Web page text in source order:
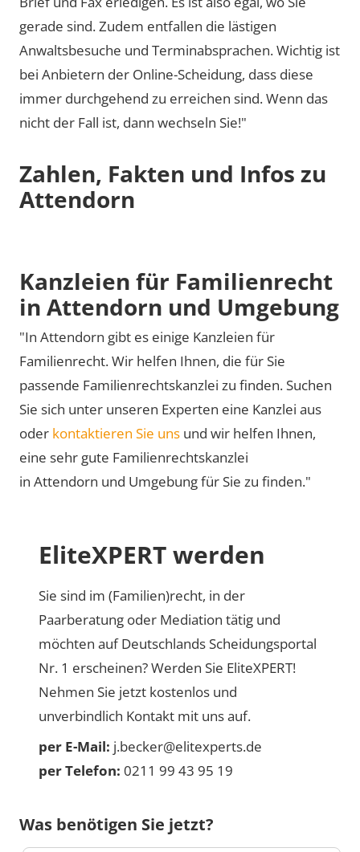
gerade sind. Zudem entfallen die lästigen
Anwaltsbesuche und Terminabsprachen. Wichtig ist
bei Anbietern der Online-Scheidung, dass diese
immer durchgehend zu erreichen sind. Wenn das
nicht der Fall ist, dann wechseln Sie!"
Zahlen, Fakten und Infos zu
Attendorn
Kanzleien für Familienrecht
in Attendorn und Umgebung
"In Attendorn gibt es einige Kanzleien für
Familienrecht. Wir helfen Ihnen, die für Sie
passende Familienrechtskanzlei zu finden. Suchen
Sie sich unter unseren Experten eine Kanzlei aus
oder kontaktieren Sie uns und wir helfen Ihnen,
eine sehr gute Familienrechtskanzlei
in Attendorn und Umgebung für Sie zu finden."
EliteXPERT werden
Sie sind im (Familien)recht, in der
Paarberatung oder Mediation tätig und
möchten auf Deutschlands Scheidungsportal
Nr. 1 erscheinen? Werden Sie EliteXPERT!
Nehmen Sie jetzt kostenlos und
unverbindlich Kontakt mit uns auf.
per E-Mail: j.becker@elitexperts.de
per Telefon: 0211 99 43 95 19
Was benötigen Sie jetzt?